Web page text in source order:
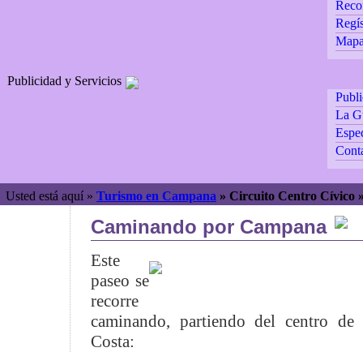
Publicidad y Servicios
La
Usted está aquí » Turismo en Campana » Circuito Centro Cívico
Caminando por Campana
Este
paseo se
recorre
caminando, partiendo del centro
Costa: